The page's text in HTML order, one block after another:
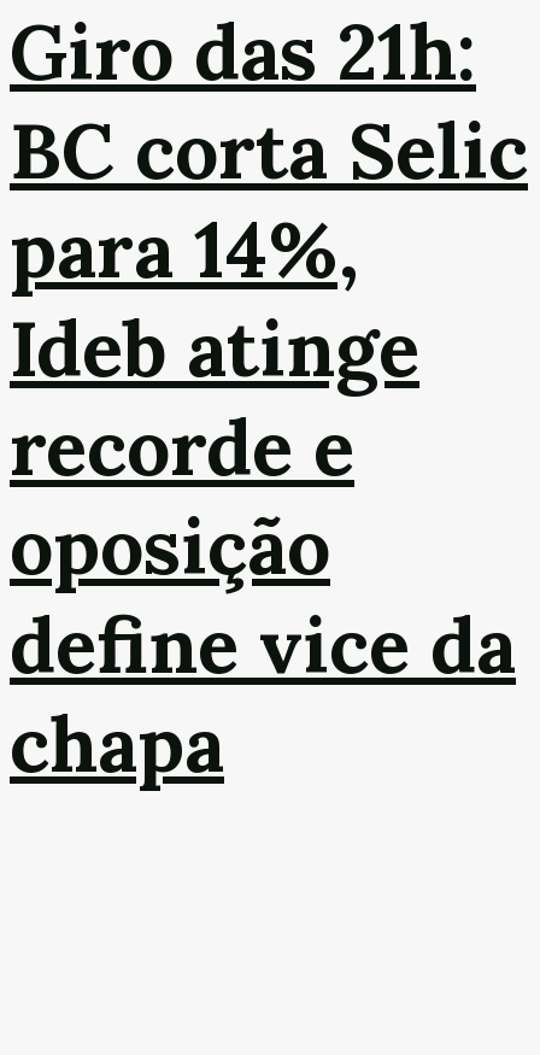
Giro das 21h:
BC corta Selic
para 14%,
Ideb atinge
recorde e
oposição
define vice da
chapa